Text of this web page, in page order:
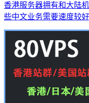
香港服务器拥有和大陆
些中文业务需要速度较